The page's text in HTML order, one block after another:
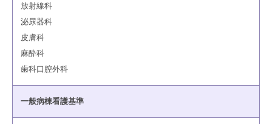
放射線科
泌尿器科
皮膚科
麻酔科
歯科口腔外科
一般病棟看護基準